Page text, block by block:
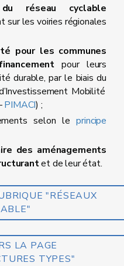
réseau cyclable
sur les voiries régionales
pour les communes
pour leurs
durable, par le biais du
Mobilité
PIMACI) ;
selon leprincipe
des aménagements
et de leur état.
"RÉSEAUX
LA PAGE
TYPES"